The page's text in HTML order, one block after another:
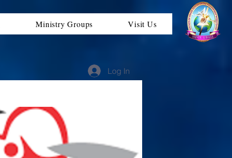
Ministry Groups Visit Us
Log In